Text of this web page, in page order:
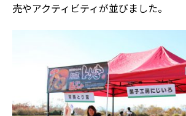
売やアクティビティが並びました。